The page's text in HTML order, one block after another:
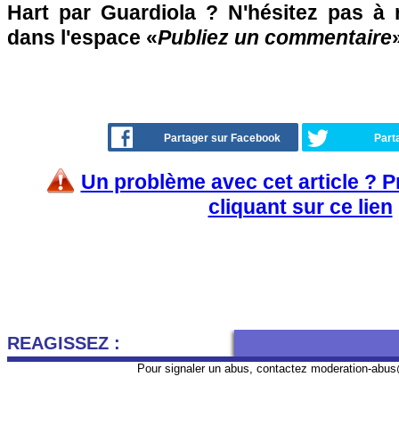
Hart par Guardiola ? N'hésitez pas à
dans l'espace «Publiez un commentaire
Partager sur Facebook
Un problème avec cet article ?
cliquant sur ce lien
REAGISSEZ :
Pour signaler un abus, contactez moderation-